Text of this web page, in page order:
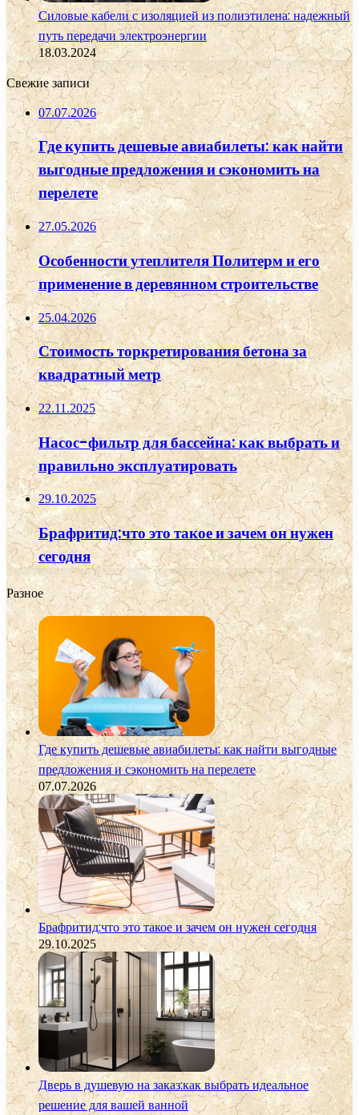
Силовые кабели с изоляцией из полиэтилена: надежный
путь передачи электроэнергии
18.03.2024
Свежие записи
07.07.2026
Где купить дешевые авиабилеты: как найти
выгодные предложения и сэкономить на
перелете
27.05.2026
Особенности утеплителя Политерм и его
применение в деревянном строительстве
25.04.2026
Стоимость торкретирования бетона за
квадратный метр
22.11.2025
Насос-фильтр для бассейна: как выбрать и
правильно эксплуатировать
29.10.2025
Брафритид:что это такое и зачем он нужен
сегодня
Разное
Где купить дешевые авиабилеты: как найти выгодные
предложения и сэкономить на перелете
07.07.2026
Брафритид:что это такое и зачем он нужен сегодня
29.10.2025
Дверь в душевую на заказ:как выбрать идеальное
решение для вашей ванной